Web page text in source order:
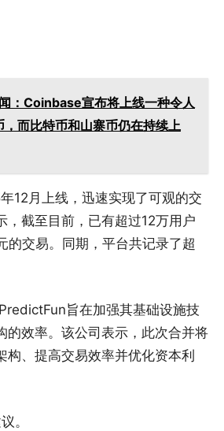
：Coinbase宣布将上线一种令人
而比特币和山寨币仍在持续上
12月上线，迅速实现了可观的交
，截至目前，已有超过12万用户
的交易。同期，平台共记录了超
旨在加强其基础设施技
的效率。该公司表示，此次合并将
构、提高交易效率并优化资本利
。